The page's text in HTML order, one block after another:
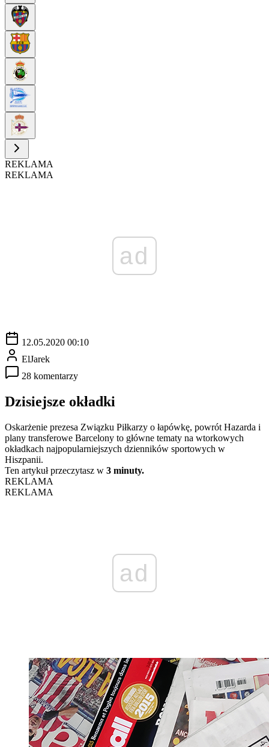
REKLAMA
REKLAMA
ad
12.05.2020 00:10
ElJarek
28 komentarzy
Dzisiejsze okładki
Oskarżenie prezesa Związku Piłkarzy o łapówkę, powrót Hazarda i
plany transferowe Barcelony to główne tematy na wtorkowych
okładkach najpopularniejszych dzienników sportowych w
Hiszpanii.
Ten artykuł przeczytasz w 3 minuty.
REKLAMA
REKLAMA
ad